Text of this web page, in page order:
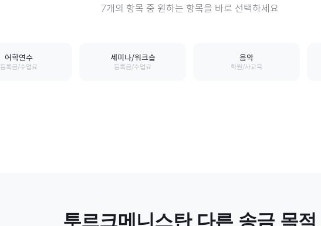
7개의 항목 중 원하는 항목을 바로 선택하세요
어학연수
등록금/수업료
세미나/워크숍
등록금/수업료
음악
학원/사교육
투르크메니스탄다른 송금 목적